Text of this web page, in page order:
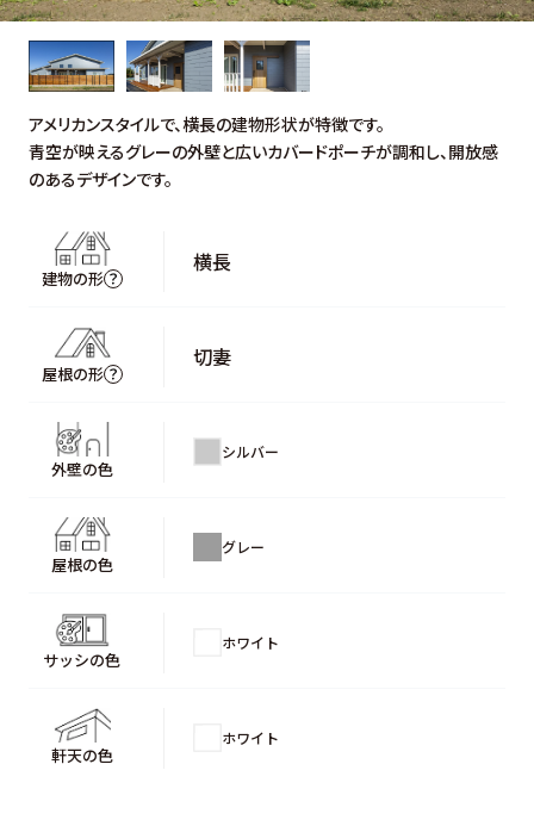
アメリカンスタイルで、横長の建物形状が特徴です。
青空が映えるグレーの外壁と広いカバードポーチが調和し、開放感
のあるデザインです。
建物の形
横長
屋根の形
切妻
外壁の色
シルバー
屋根の色
グレー
サッシの色
ホワイト
軒天の色
ホワイト